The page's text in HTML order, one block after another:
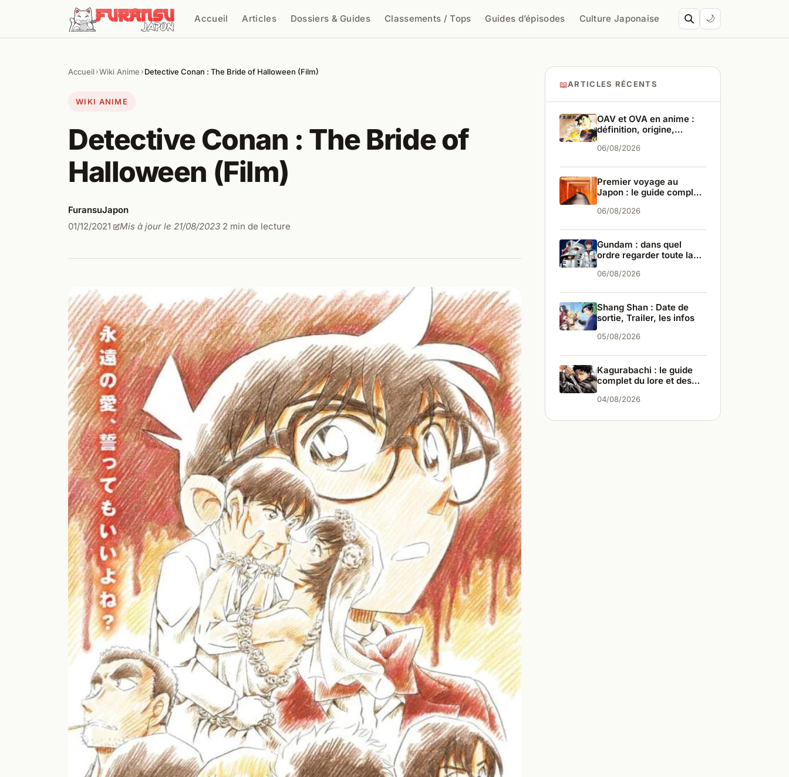
Aller au contenu
Accueil Articles Dossiers & Guides Classements / Tops Guides d’épisodes Culture Japonaise 🌙
Chercher
Accueil ›Wiki Anime › Detective Conan : The Bride of Halloween (Film)
WIKI ANIME
Detective Conan : The Bride of
Halloween (Film)
FuransuJapon
01/12/2021· Mis à jour le 21/08/2023·2 min de lecture
📖ARTICLES RÉCENTS
OAV et OVA en anime :
définition, origine,
06/08/2026
Premier voyage au
Japon : le guide complet
06/08/2026
Gundam : dans quel
ordre regarder toute la
06/08/2026
Shang Shan : Date de
sortie, Trailer, les infos
05/08/2026
Kagurabachi : le guide
complet du lore et des
04/08/2026